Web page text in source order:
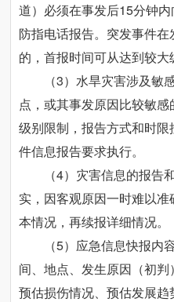
道）必须在事发后15分钟
防指电话报告。突发事件
的，首报时间可从达到较大
（3）水旱灾害涉及敏
点，或其事发原因比较敏
级别限制，报告方式和时
件信息报告要求执行。
（4）灾害信息的报告
实，因客观原因一时难以
本情况，再续报详细情况。
（5）应急信息快报内
间、地点、发生原因（初判
预估损伤情况、预估发展